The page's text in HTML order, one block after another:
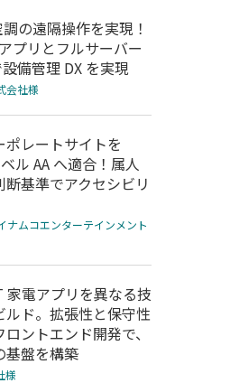
の遠隔操作を実現！
プリとフルサーバー
備管理 DX を実現
会社様
レートサイトを
ル AA へ適合！属人
基準でアクセシビリ
ナムコエンターテインメント
家電アプリを異なる技
ルド。拡張性と保守性
ントエンド開発で、
基盤を構築
様